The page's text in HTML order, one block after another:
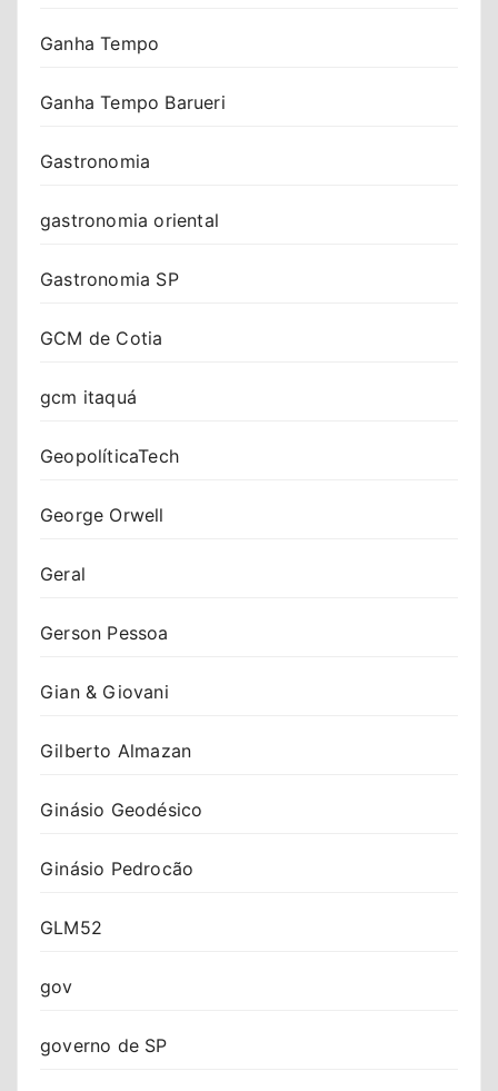
Ganha Tempo
Ganha Tempo Barueri
Gastronomia
gastronomia oriental
Gastronomia SP
GCM de Cotia
gcm itaquá
GeopolíticaTech
George Orwell
Geral
Gerson Pessoa
Gian & Giovani
Gilberto Almazan
Ginásio Geodésico
Ginásio Pedrocão
GLM52
gov
governo de SP